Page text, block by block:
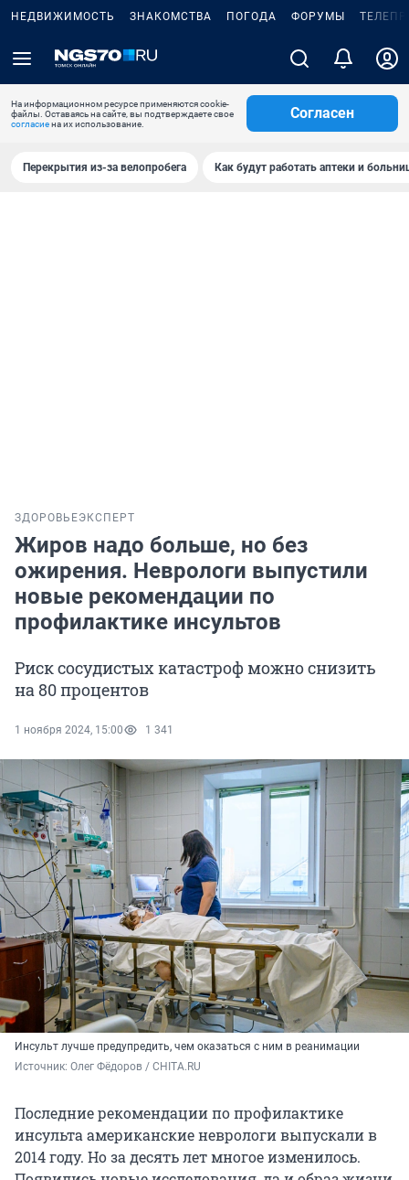
НЕДВИЖИМОСТЬ ЗНАКОМСТВА ПОГОДА ФОРУМЫ
На информационном ресурсе применяются cookie-
файлы. Оставаясь на сайте, вы подтверждаете свое
согласиена их использование.
Согласен
Перекрытия из-за велопробега Как будут работать аптеки и
ЗДОРОВЬЕЭКСПЕРТ
Жиров надо больше, но без
ожирения. Неврологи выпустили
новые рекомендации по
профилактике инсультов
Риск сосудистых катастроф можно снизить
на 80 процентов
1 ноября 2024, 15:00 1 341
Инсульт лучше предупредить, чем оказаться с ним в реанимации
Источник: Олег Фёдоров / CHITA.RU
Последние рекомендации по профилактике
инсульта американские неврологи выпускали в
2014 году. Но за десять лет многое изменилось.